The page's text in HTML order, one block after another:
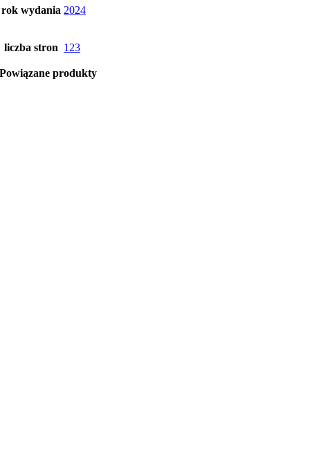
rok wydania 2024
liczba stron 123
Powiązane produkty